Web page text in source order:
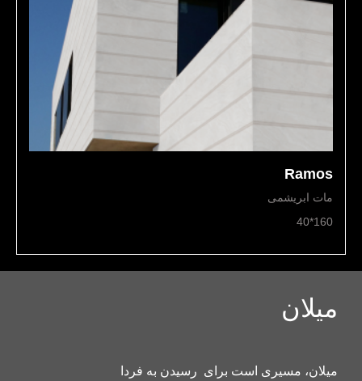
Ramos
مات ابریشمی
160*40
میلان
میلان، مسیری است برای رسیدن به فردا